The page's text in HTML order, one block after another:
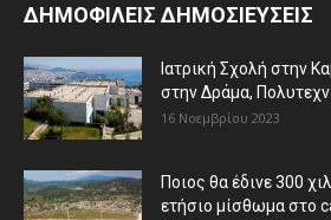
ΔΗΜΟΦΙΛΕΙΣ ΔΗΜΟΣΙΕΥΣΕΙΣ
Ιατρική Σχολή στην
στην Δράμα,
16 Νοεμβρίου 2023
Ποιος θα έδινε 300
ετήσιο μίσθωμα στο